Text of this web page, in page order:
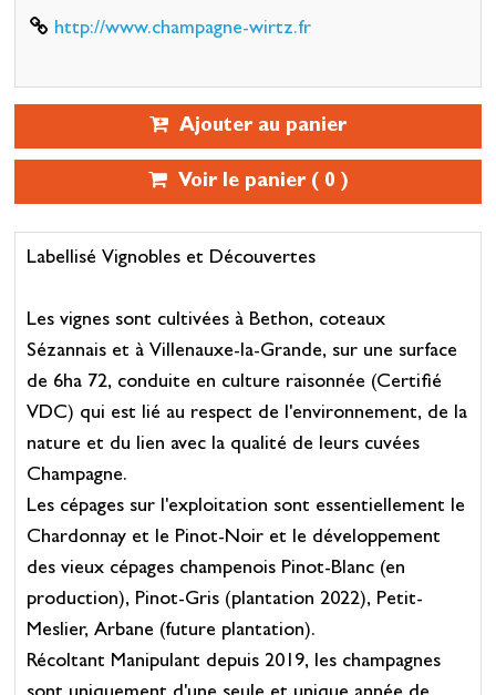
http://www.champagne-wirtz.fr
Ajouter au panier
Voir le panier ( 0 )
Labellisé Vignobles et Découvertes
Les vignes sont cultivées à Bethon, coteaux
Sézannais et à Villenauxe-la-Grande, sur une surface
de 6ha 72, conduite en culture raisonnée (Certifié
VDC) qui est lié au respect de l'environnement, de la
nature et du lien avec la qualité de leurs cuvées
Champagne.
Les cépages sur l'exploitation sont essentiellement le
Chardonnay et le Pinot-Noir et le développement
des vieux cépages champenois Pinot-Blanc (en
production), Pinot-Gris (plantation 2022), Petit-
Meslier, Arbane (future plantation).
Récoltant Manipulant depuis 2019, les champagnes